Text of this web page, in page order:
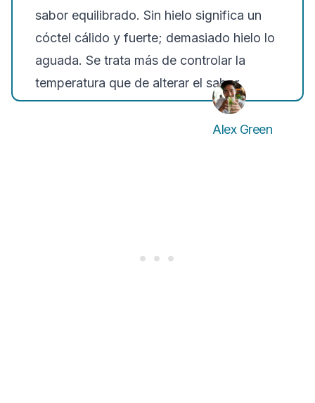
sabor equilibrado. Sin hielo significa un
cóctel cálido y fuerte; demasiado hielo lo
aguada. Se trata más de controlar la
temperatura que de alterar el sabor.
Alex Green